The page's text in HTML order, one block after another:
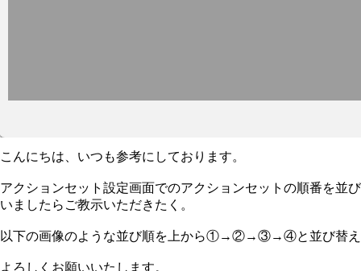
こんにちは、いつも参考にしております。
アクションセット設定画面でのアクションセットの順番を並
いましたらご教示いただきたく。
以下の画像のような並び順を上から①→②→③→④と並び替え
よろしくお願いいたします。